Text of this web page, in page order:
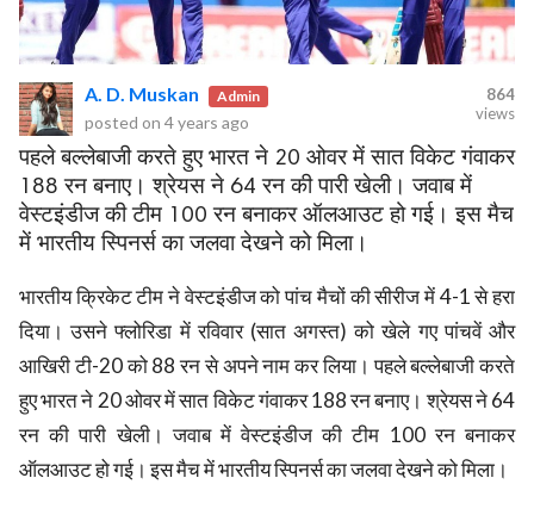
A. D. Muskan Admin
posted on 4 years ago
864
views
पहले बल्लेबाजी करते हुए भारत ने 20 ओवर में सात विकेट गंवाकर
188 रन बनाए। श्रेयस ने 64 रन की पारी खेली। जवाब में
वेस्टइंडीज की टीम 100 रन बनाकर ऑलआउट हो गई। इस मैच
में भारतीय स्पिनर्स का जलवा देखने को मिला।
भारतीय क्रिकेट टीम ने वेस्टइंडीज को पांच मैचों की सीरीज में 4-1 से हरा
दिया। उसने फ्लोरिडा में रविवार (सात अगस्त) को खेले गए पांचवें और
आखिरी टी-20 को 88 रन से अपने नाम कर लिया। पहले बल्लेबाजी करते
हुए भारत ने 20 ओवर में सात विकेट गंवाकर 188 रन बनाए। श्रेयस ने 64
रन की पारी खेली। जवाब में वेस्टइंडीज की टीम 100 रन बनाकर
ऑलआउट हो गई। इस मैच में भारतीय स्पिनर्स का जलवा देखने को मिला।